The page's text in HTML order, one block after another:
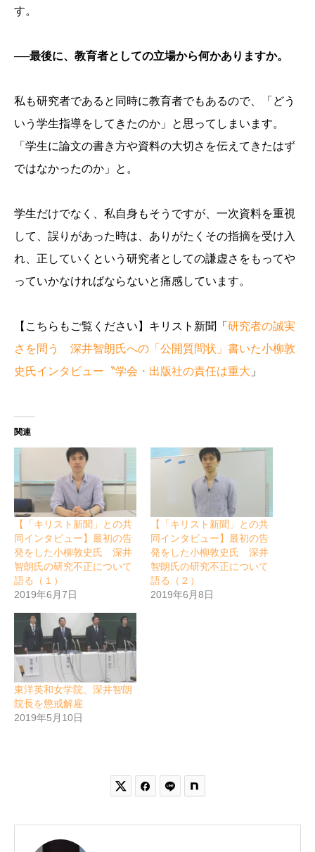
す。
──最後に、教育者としての立場から何かありますか。
私も研究者であると同時に教育者でもあるので、「どう
いう学生指導をしてきたのか」と思ってしまいます。
「学生に論文の書き方や資料の大切さを伝えてきたはず
ではなかったのか」と。
学生だけでなく、私自身もそうですが、一次資料を重視
して、誤りがあった時は、ありがたくその指摘を受け入
れ、正していくという研究者としての謙虚さをもってや
っていかなければならないと痛感しています。
【こちらもご覧ください】キリスト新聞「 研究者の誠実
さを問う 深井智朗氏への「公開質問状」書いた小柳敦
史氏インタビュー〝学会・出版社の責任は重大 」
関連
【「キリスト新聞」との共
同インタビュー】最初の告
発をした小柳敦史氏 深井
智朗氏の研究不正について
語る（１）
2019年6月7日
【「キリスト新聞」との共
同インタビュー】最初の告
発をした小柳敦史氏 深井
智朗氏の研究不正について
語る（２）
2019年6月8日
東洋英和女学院、深井智朗
院長を懲戒解雇
2019年5月10日
 